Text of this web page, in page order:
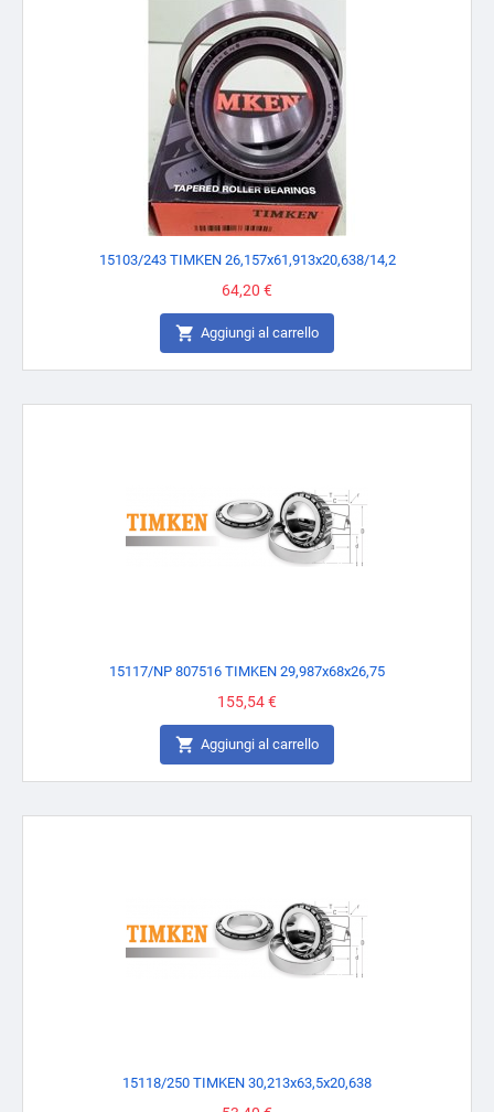
15103/243 TIMKEN 26,157x61,913x20,638/14,2
Prezzo
64,20 €
 Aggiungi al carrello
15117/NP 807516 TIMKEN 29,987x68x26,75
Prezzo
155,54 €
 Aggiungi al carrello
15118/250 TIMKEN 30,213x63,5x20,638